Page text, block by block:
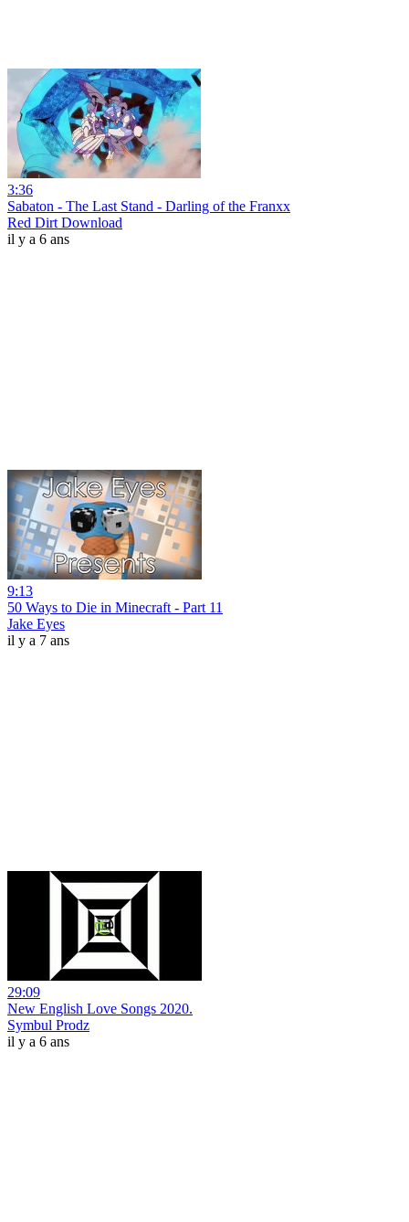
3:36
Sabaton - The Last Stand - Darling of the Franxx
Red Dirt Download
il y a 6 ans
9:13
50 Ways to Die in Minecraft - Part 11
Jake Eyes
il y a 7 ans
29:09
New English Love Songs 2020.
Symbul Prodz
il y a 6 ans